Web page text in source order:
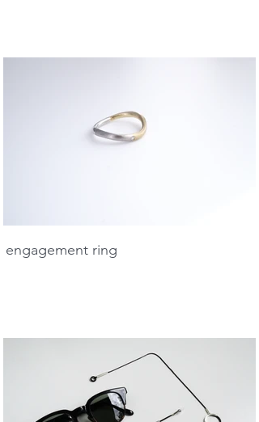
engagement ring